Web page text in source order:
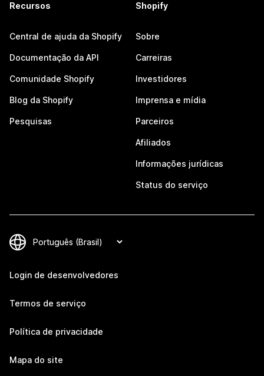
Recursos
Central de ajuda da Shopify
Documentação da API
Comunidade Shopify
Blog da Shopify
Pesquisas
Shopify
Sobre
Carreiras
Investidores
Imprensa e mídia
Parceiros
Afiliados
Informações jurídicas
Status do serviço
Login de desenvolvedores
Termos de serviço
Política de privacidade
Mapa do site